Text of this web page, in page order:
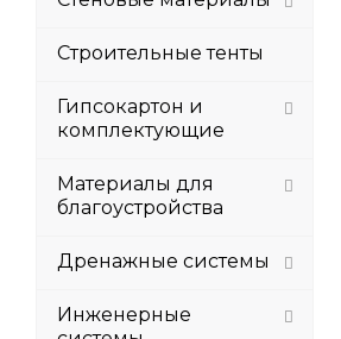
Строительные тенты
Гипсокартон и
комплектующие
Материалы для
благоустройства
Дренажные системы
Инженерные